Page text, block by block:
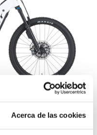
Acerca de las cookies
WHITE/CARB BLACK /25